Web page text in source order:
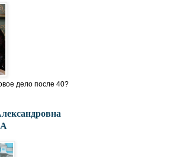
дело после 40?